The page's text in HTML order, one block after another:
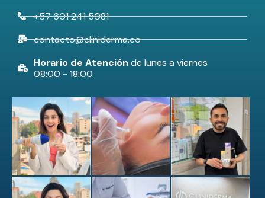
+57 601 241 5081
contacto@cliniderma.co
Horario de Atención de lunes a viernes
08:00 - 18:00